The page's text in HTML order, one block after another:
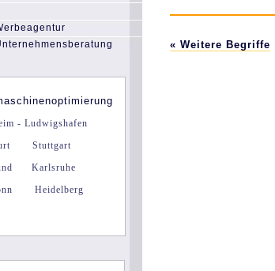
- Ludwigshafen
Stuttgart
Karlsruhe
Heidelberg
« Weitere Begriffe